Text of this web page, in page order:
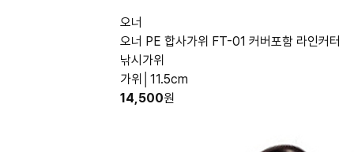
오너
오너 PE 합사가위 FT-01 커버포함 라인커터
낚시가위
가위│11.5cm
14,500원